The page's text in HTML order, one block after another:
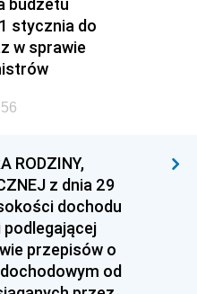
stycznia do
w sprawie
RODZINY,
z dnia 29
dochodu
podlegającej
przepisów o
od